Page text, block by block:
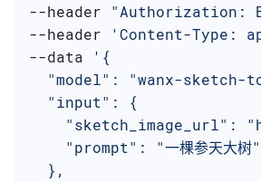
--header "Authorization:
--header
'Content-Type:
--data
'{
"model": "wanx-sketch-
  "input": {
"sketch_image_url":
    "prompt": "一棵参天大树"
  },